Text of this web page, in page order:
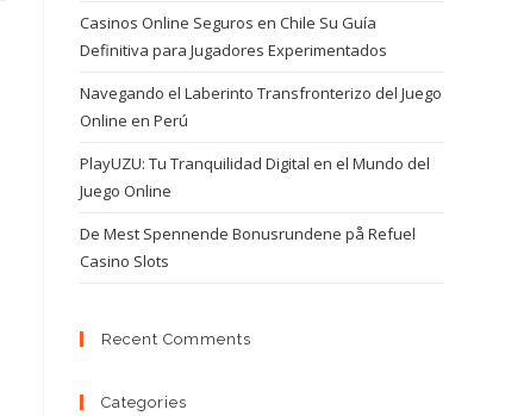
Casinos Online Seguros en Chile Su Guía
Definitiva para Jugadores Experimentados
Navegando el Laberinto Transfronterizo del Juego
Online en Perú
PlayUZU: Tu Tranquilidad Digital en el Mundo del
Juego Online
De Mest Spennende Bonusrundene på Refuel
Casino Slots
Recent Comments
Categories